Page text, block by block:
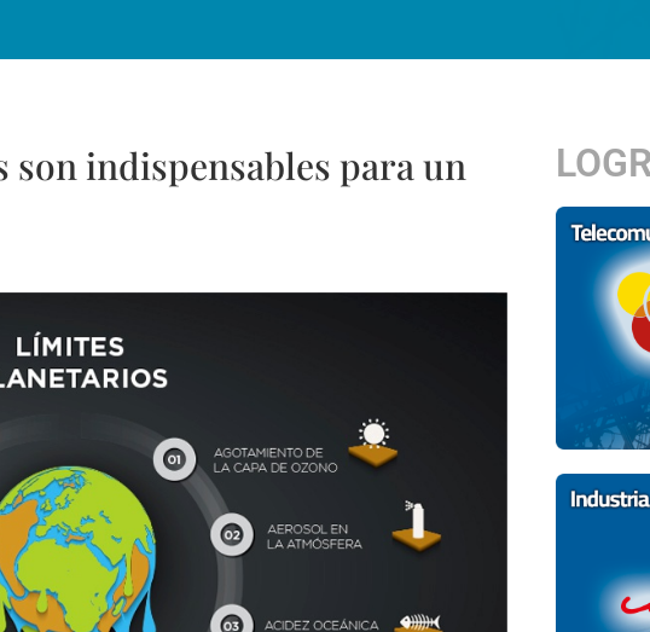
indispensables para un